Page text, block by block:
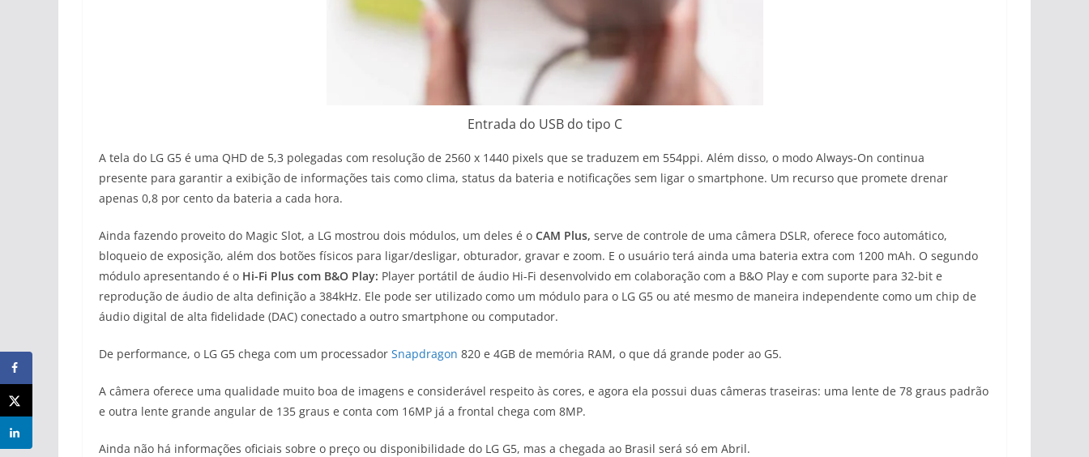
Entrada do USB do tipo C
A tela do LG G5 é uma QHD de 5,3 polegadas com resolução de 2560 x 1440 pixels que se traduzem em 554ppi. Além disso, o modo Always-On continua
presente para garantir a exibição de informações tais como clima, status da bateria e notificações sem ligar o smartphone. Um recurso que promete drenar
apenas 0,8 por cento da bateria a cada hora.
Ainda fazendo proveito do Magic Slot, a LG mostrou dois módulos, um deles é o CAM Plus, serve de controle de uma câmera DSLR, oferece foco automático,
bloqueio de exposição, além dos botões físicos para ligar/desligar, obturador, gravar e zoom. E o usuário terá ainda uma bateria extra com 1200 mAh. O segundo
módulo apresentando é o Hi-Fi Plus com B&O Play: Player portátil de áudio Hi-Fi desenvolvido em colaboração com a B&O Play e com suporte para 32-bit e
reprodução de áudio de alta definição a 384kHz. Ele pode ser utilizado como um módulo para o LG G5 ou até mesmo de maneira independente como um chip de
áudio digital de alta fidelidade (DAC) conectado a outro smartphone ou computador.
De performance, o LG G5 chega com um processador Snapdragon 820 e 4GB de memória RAM, o que dá grande poder ao G5.
A câmera oferece uma qualidade muito boa de imagens e considerável respeito às cores, e agora ela possui duas câmeras traseiras: uma lente de 78 graus padrão
e outra lente grande angular de 135 graus e conta com 16MP já a frontal chega com 8MP.
Ainda não há informações oficiais sobre o preço ou disponibilidade do LG G5, mas a chegada ao Brasil será só em Abril.